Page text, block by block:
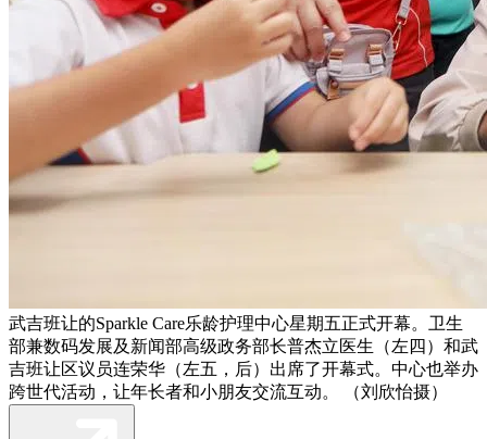
武吉班让的Sparkle Care乐龄护理中心星期五正式开幕。卫生
部兼数码发展及新闻部高级政务部长普杰立医生（左四）和武
吉班让区议员连荣华（左五，后）出席了开幕式。中心也举办
跨世代活动，让年长者和小朋友交流互动。 （刘欣怡摄）